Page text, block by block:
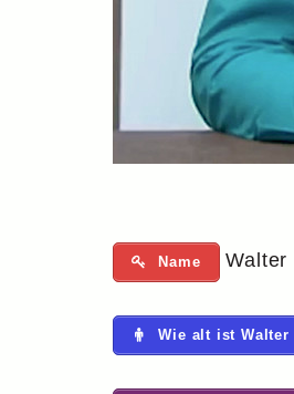
Name Walter
Wie alt ist Walter